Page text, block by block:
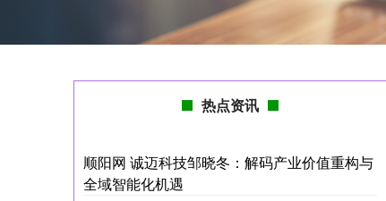
热点资讯
顺阳网 诚迈科技邹晓冬：解码产业价值重构与
全域智能化机遇